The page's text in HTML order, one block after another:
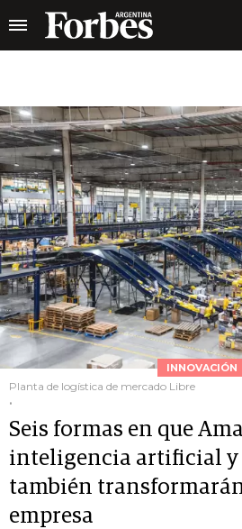
INNOVACIÓN
Planta de logística de mercado Libre
.
Seis formas en que
inteligencia artificial y
también
empresa